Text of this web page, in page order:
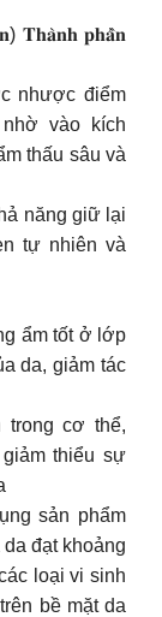
𝐓𝐡𝐚̀𝐧𝐡 𝐩𝐡𝐚̂̀𝐧
nhược điểm
vào kích
thấu sâu và
năng giữ lại
tự nhiên và
ẩm tốt ở lớp
da, giảm tác
trong cơ thể,
thiểu sự
sản phẩm
đạt khoảng
loại vi sinh
bề mặt da